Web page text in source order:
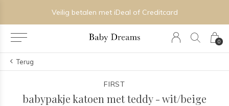
0
Veilig betalen met iDeal of Creditcard
Terug
FIRST
babypakje katoen met teddy - wit/beige